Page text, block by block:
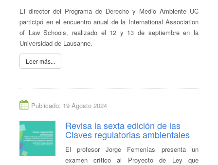
El director del Programa de Derecho y Medio Ambiente UC
participó en el encuentro anual de la International Association
of Law Schools, realizado el 12 y 13 de septiembre en la
Universidad de Lausanne.
Leer más...
Publicado: 19 Agosto 2024
Revisa la sexta edición de las
Claves regulatorias ambientales
El profesor Jorge Femenías presenta un
examen crítico al Proyecto de Ley que